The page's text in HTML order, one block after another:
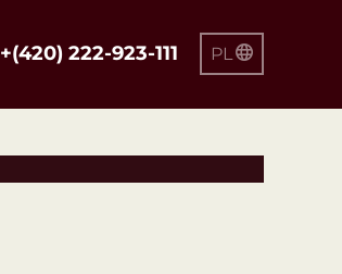
+(420) 222-923-111 PL